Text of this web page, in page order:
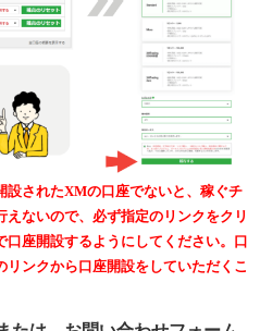
されたXMの口座でないと、稼ぐチ
ないので、必ず指定のリンクをクリ
座開設するようにしてください。口
ンクから口座開設をしていただくこ